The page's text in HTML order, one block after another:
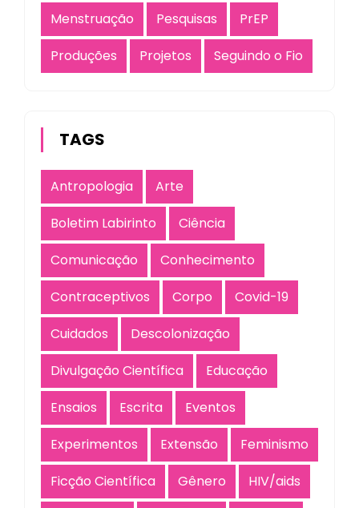
Menstruação
Pesquisas
PrEP
Produções
Projetos Seguindo o Fio
TAGS
Antropologia
Arte
Boletim Labirinto
Ciência
Comunicação
Conhecimento
Contraceptivos
Corpo
Covid-19
Cuidados
Descolonização
Divulgação Científica
Educação
Ensaios
Escrita
Eventos
Experimentos
Extensão
Feminismo
Ficção Científica
Gênero
HIV/aids